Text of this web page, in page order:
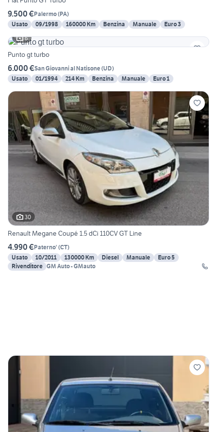
9.500 €Palermo(PA)
Usato
09/1998 160000 Km Benzina Manuale
Euro 3
6
Punto gt turbo
6.000 €San Giovanni al Natisone(UD)
Usato
01/1994 214 Km Benzina Manuale Euro 1
30
Renault Megane Coupé 1.5 dCi 110CV GT Line
4.990 €Paterno' (CT)
Usato
10/2011 130000 Km Diesel Manuale
Euro 5
Rivenditore GM Auto - GMauto